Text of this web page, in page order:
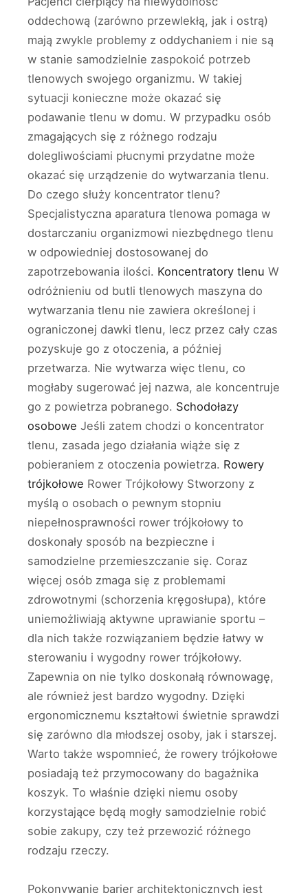
oddechową (zarówno przewlekłą, jak i ostrą)
mają zwykle problemy z oddychaniem i nie są
w stanie samodzielnie zaspokoić potrzeb
tlenowych swojego organizmu. W takiej
sytuacji konieczne może okazać się
podawanie tlenu w domu. W przypadku osób
zmagających się z różnego rodzaju
dolegliwościami płucnymi przydatne może
okazać się urządzenie do wytwarzania tlenu.
Do czego służy koncentrator tlenu?
Specjalistyczna aparatura tlenowa pomaga w
dostarczaniu organizmowi niezbędnego tlenu
w odpowiedniej dostosowanej do
zapotrzebowania ilości. Koncentratory tlenu W
odróżnieniu od butli tlenowych maszyna do
wytwarzania tlenu nie zawiera określonej i
ograniczonej dawki tlenu, lecz przez cały czas
pozyskuje go z otoczenia, a później
przetwarza. Nie wytwarza więc tlenu, co
mogłaby sugerować jej nazwa, ale koncentruje
go z powietrza pobranego. Schodołazy
osobowe Jeśli zatem chodzi o koncentrator
tlenu, zasada jego działania wiąże się z
pobieraniem z otoczenia powietrza. Rowery
trójkołowe Rower Trójkołowy Stworzony z
myślą o osobach o pewnym stopniu
niepełnosprawności rower trójkołowy to
doskonały sposób na bezpieczne i
samodzielne przemieszczanie się. Coraz
więcej osób zmaga się z problemami
zdrowotnymi (schorzenia kręgosłupa), które
uniemożliwiają aktywne uprawianie sportu –
dla nich także rozwiązaniem będzie łatwy w
sterowaniu i wygodny rower trójkołowy.
Zapewnia on nie tylko doskonałą równowagę,
ale również jest bardzo wygodny. Dzięki
ergonomicznemu kształtowi świetnie sprawdzi
się zarówno dla młodszej osoby, jak i starszej.
Warto także wspomnieć, że rowery trójkołowe
posiadają też przymocowany do bagażnika
koszyk. To właśnie dzięki niemu osoby
korzystające będą mogły samodzielnie robić
sobie zakupy, czy też przewozić różnego
rodzaju rzeczy.
Pokonywanie barier architektonicznych jest